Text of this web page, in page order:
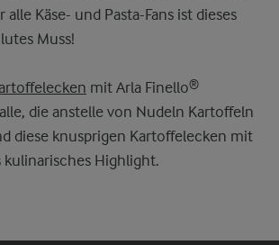
alle Käse- und Pasta-Fans ist dieses
Muss!
mit Arla Finello®
die anstelle von Nudeln Kartoffeln
diese knusprigen Kartoffelecken mit
kulinarisches Highlight.